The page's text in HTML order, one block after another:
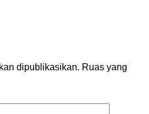
dipublikasikan. Ruas yang